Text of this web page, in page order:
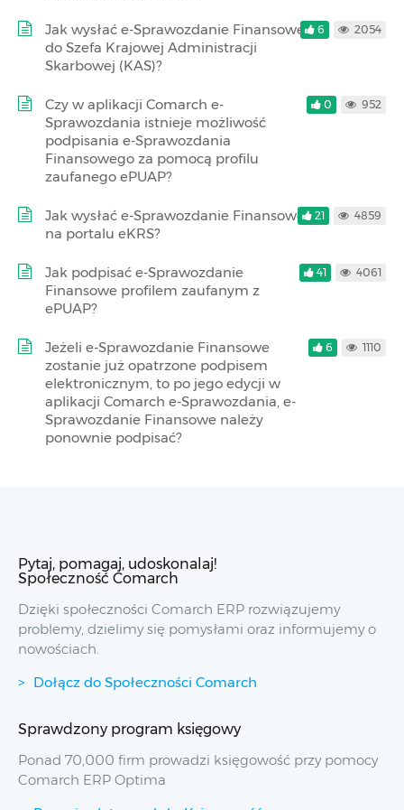
Jak wysłać e-Sprawozdanie Finansowe
do Szefa Krajowej Administracji
Skarbowej (KAS)?
6 2054
Czy w aplikacji Comarch e-
Sprawozdania istnieje możliwość
podpisania e-Sprawozdania
Finansowego za pomocą profilu
zaufanego ePUAP?
0 952
Jak wysłać e-Sprawozdanie Finansowe
na portalu eKRS?
21 4859
Jak podpisać e-Sprawozdanie
Finansowe profilem zaufanym z
ePUAP?
41 4061
Jeżeli e-Sprawozdanie Finansowe
zostanie już opatrzone podpisem
elektronicznym, to po jego edycji w
aplikacji Comarch e-Sprawozdania, e-
Sprawozdanie Finansowe należy
ponownie podpisać?
6 1110
Pytaj, pomagaj, udoskonalaj!
Społeczność Comarch
Dzięki społeczności Comarch ERP rozwiązujemy
problemy, dzielimy się pomysłami oraz informujemy o
nowościach.
Dołącz do Społeczności Comarch
Sprawdzony program księgowy
Ponad 70,000 firm prowadzi księgowość przy pomocy
Comarch ERP Optima